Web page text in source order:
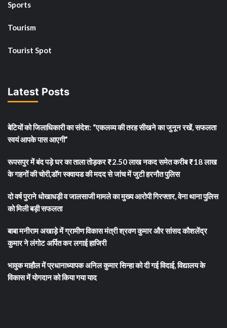
Sports
Tourism
Tourist Spot
Latest Posts
बेटियों को जिलाधिकारी का संदेश: “एकलव्य की तरह सीखने का जुनून रखें, सफलता
स्वयं आपके पास आएगी”
रूपसपुर में बंद पड़े घर का ताला तोड़कर ₹2.50 लाख नकद समेत करीब ₹18 लाख
के गहनों की चोरी,डॉग स्क्वायड की मदद से जांच में जुटी हरनौत पुलिस
दो वर्ष पुराने धोखाधड़ी व जालसाजी मामले का मुख्य आरोपी गिरफ्तार, वेना थाना पुलिस
को मिली बड़ी सफलता
बाबा मनीराम अखाड़े में ग्रामीण विकास मंत्री श्रवण कुमार और सांसद कौशलेंद्र
कुमार ने लंगोट अर्पित कर लगाई हाजिरी
भावुक माहौल में प्रधानाध्यापक अनिल कुमार सिन्हा को दी गई विदाई, विद्यालय के
विकास में योगदान को किया गया याद